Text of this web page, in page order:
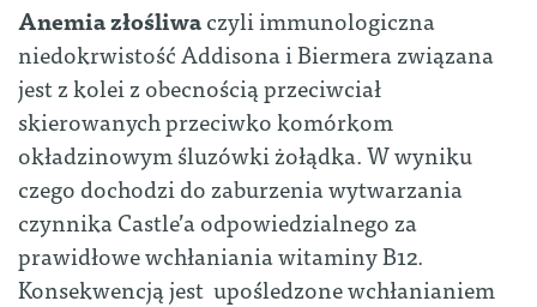
Anemia złośliwaczyli immunologiczna
niedokrwistość Addisona i Biermera związana
jest z kolei z obecnością przeciwciał
skierowanych przeciwko komórkom
okładzinowym śluzówki żołądka. W wyniku
czego dochodzi do zaburzenia wytwarzania
czynnika Castle’a odpowiedzialnego za
prawidłowe wchłaniania witaminy B12.
Konsekwencją jest upośledzone wchłanianiem